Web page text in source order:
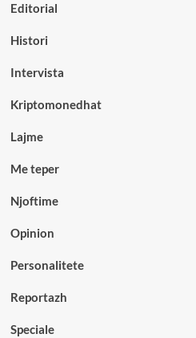
Editorial
Histori
Intervista
Kriptomonedhat
Lajme
Me teper
Njoftime
Opinion
Personalitete
Reportazh
Speciale